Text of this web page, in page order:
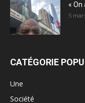
« On
5
CATÉGORIE
Une
Société